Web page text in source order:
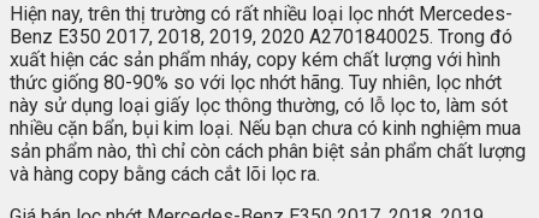
Hiện nay, trên thị trường có rất nhiều loại lọc nhớt Mercedes-
Benz E350 2017, 2018, 2019, 2020 A2701840025. Trong đó
xuất hiện các sản phẩm nháy, copy kém chất lượng với hình
thức giống 80-90% so với lọc nhớt hãng. Tuy nhiên, lọc nhớt
này sử dụng loại giấy lọc thông thường, có lỗ lọc to, làm sót
nhiều cặn bẩn, bụi kim loại. Nếu bạn chưa có kinh nghiệm mua
sản phẩm nào, thì chỉ còn cách phân biệt sản phẩm chất lượng
và hàng copy bằng cách cắt lõi lọc ra.